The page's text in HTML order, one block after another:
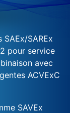
SAREx
pour service
avec
ACVExC
SAVEx